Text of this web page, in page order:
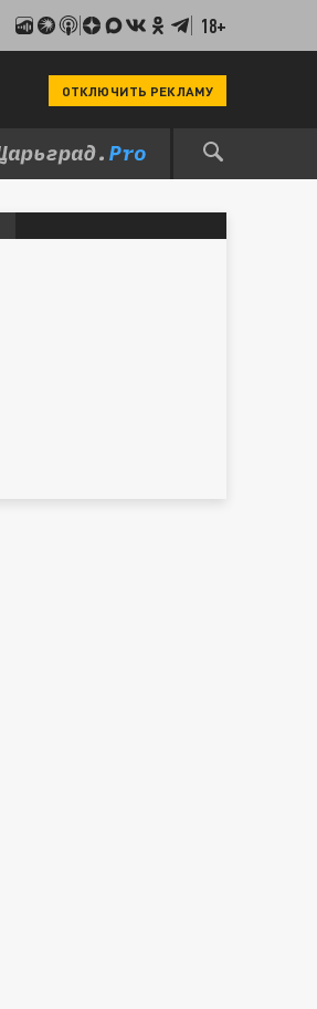
18+
ОТКЛЮЧИТЬ РЕКЛАМУ